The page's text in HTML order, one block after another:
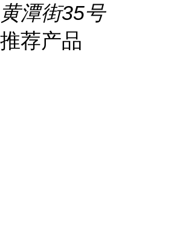
黄潭街35号
推荐产品